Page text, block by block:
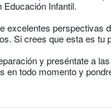
Educación Infantil.
excelentes perspectivas
Si crees que esta es tu
y preséntate a
en todo momento y